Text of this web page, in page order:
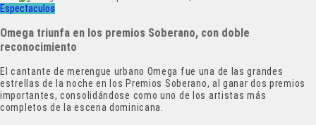
Espectaculos
Omega triunfa en los premios Soberano, con doble
reconocimiento
El cantante de merengue urbano Omega fue una de las grandes
estrellas de la noche en los Premios Soberano, al ganar dos premios
importantes, consolidándose como uno de los artistas más
completos de la escena dominicana.